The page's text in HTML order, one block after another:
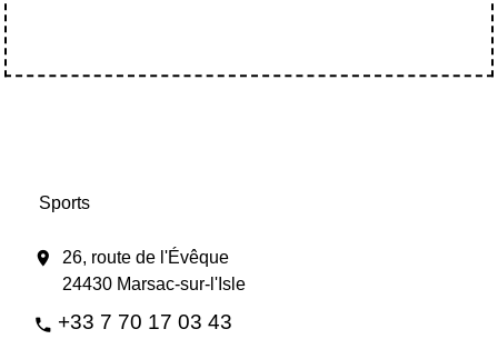
Sports
location_on
26, route de l'Évêque
24430 Marsac-sur-l'Isle
phone +33 7 70 17 03 43